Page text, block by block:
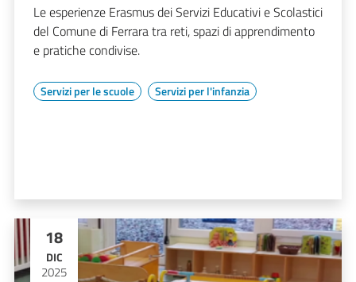
Le esperienze Erasmus dei Servizi Educativi e Scolastici
del Comune di Ferrara tra reti, spazi di apprendimento
e pratiche condivise.
Servizi per le scuole Servizi per l'infanzia
18
DIC
2025